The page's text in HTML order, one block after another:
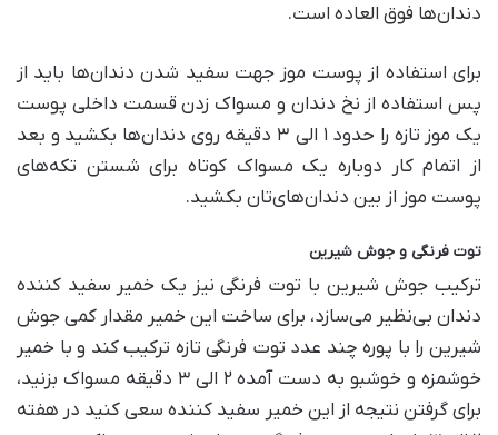
دندان‌ها فوق العاده است.
برای استفاده از پوست موز جهت سفید شدن دندان‌ها باید از
پس استفاده از نخ دندان و مسواک زدن قسمت داخلی پوست
یک موز تازه را حدود ۱ الی ۳ دقیقه روی دندان‌ها بکشید و بعد
از اتمام کار دوباره یک مسواک کوتاه برای شستن تکه‌های
پوست موز از بین دندان‌های‌تان بکشید.
توت فرنگی و جوش شیرین
ترکیب جوش شیرین با توت فرنگی نیز یک خمیر سفید کننده
دندان بی‌نظیر می‌سازد، برای ساخت این خمیر مقدار کمی جوش
شیرین را با پوره چند عدد توت فرنگی تازه ترکیب کند و با خمیر
خوشمزه و خوشبو به دست آمده ۲ الی ۳ دقیقه مسواک بزنید،
برای گرفتن نتیجه از این خمیر سفید کننده سعی کنید در هفته